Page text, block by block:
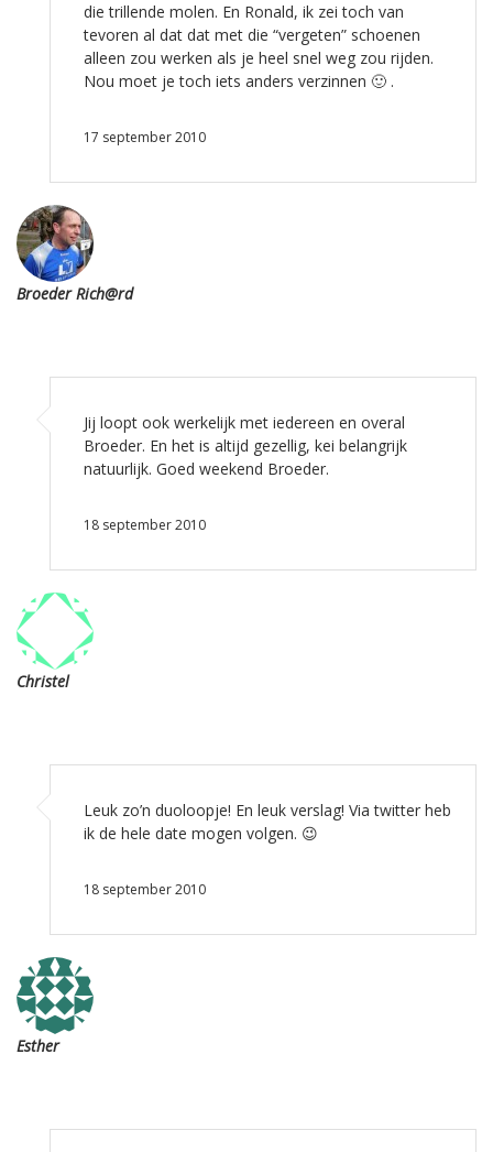
die trillende molen. En Ronald, ik zei toch van
tevoren al dat dat met die “vergeten” schoenen
alleen zou werken als je heel snel weg zou rijden.
Nou moet je toch iets anders verzinnen 🙂 .
17 september 2010
Broeder Rich@rd
Jij loopt ook werkelijk met iedereen en overal
Broeder. En het is altijd gezellig, kei belangrijk
natuurlijk. Goed weekend Broeder.
18 september 2010
Christel
Leuk zo’n duoloopje! En leuk verslag! Via twitter heb
ik de hele date mogen volgen. 😉
18 september 2010
Esther